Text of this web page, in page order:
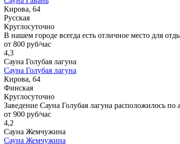
Кирова, 64
Русская
Круглосуточно
В нашем городе всегда есть отличное место для
от 800 руб/час
4,3
Сауна Голубая лагуна
Сауна Голубая лагуна
Кирова, 64
Финская
Круглосуточно
Заведение Сауна Голубая лагуна расположилось
от 900 руб/час
4,2
Сауна Жемчужина
Сауна Жемчужина